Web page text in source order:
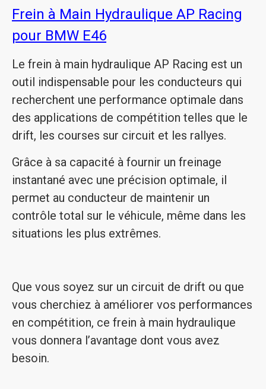
Frein à Main Hydraulique AP Racing
pour BMW E46
Le frein à main hydraulique AP Racing est un
outil indispensable pour les conducteurs qui
recherchent une performance optimale dans
des applications de compétition telles que le
drift, les courses sur circuit et les rallyes.
Grâce à sa capacité à fournir un freinage
instantané avec une précision optimale, il
permet au conducteur de maintenir un
contrôle total sur le véhicule, même dans les
situations les plus extrêmes.
Que vous soyez sur un circuit de drift ou que
vous cherchiez à améliorer vos performances
en compétition, ce frein à main hydraulique
vous donnera l’avantage dont vous avez
besoin.